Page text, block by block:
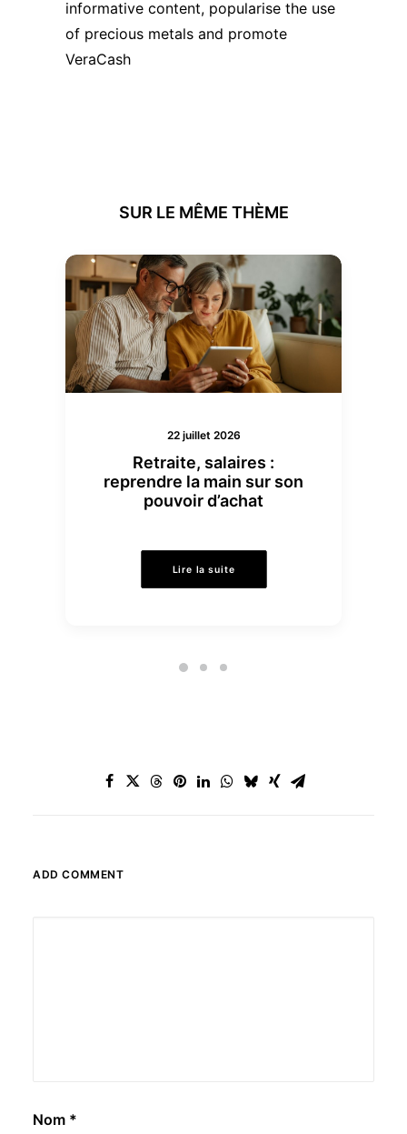
informative content, popularise the use
of precious metals and promote
VeraCash
SUR LE MÊME THÈME
22 juillet 2026
Retraite, salaires :
reprendre la main sur son
pouvoir d’achat
Lire la suite
ADD COMMENT
Nom *